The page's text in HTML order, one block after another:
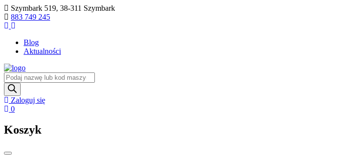
Skip
to
content
Szymbark 519, 38-311 Szymbark
883 749 245
Blog
Aktualności
Wyszukiwarka
produktów
Zaloguj się
0
Koszyk